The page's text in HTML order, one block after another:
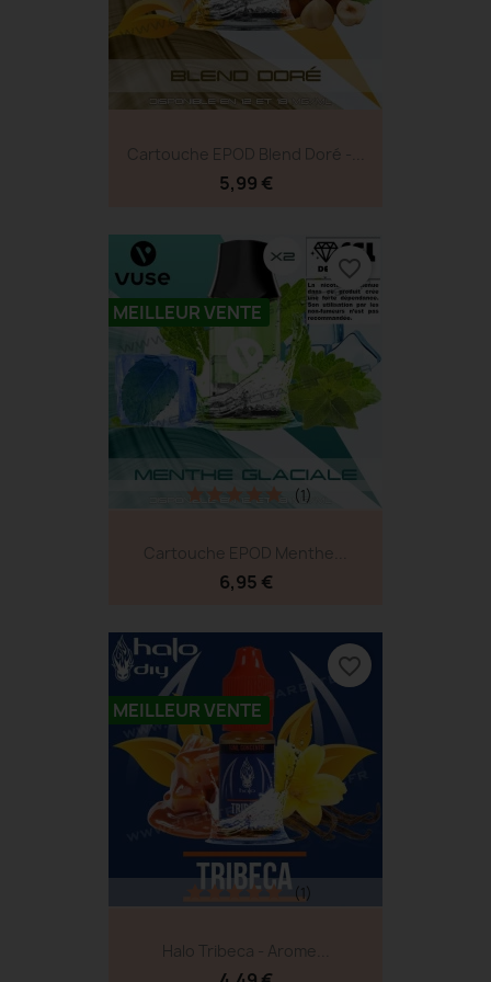
Cartouche EPOD Blend Doré -...
5,99 €
Cartouche EPOD Menthe...
MEILLEUR VENTE
6,95 €
(1)
favorite_border
Halo Tribeca - Arome...
MEILLEUR VENTE
(1)
favorite_border